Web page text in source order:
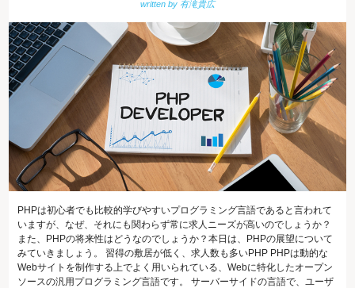
PHPは初心者でも比較的学びやすいプログラミング言語であると言われて
いますが、なぜ、それにも関わらず常に求人ニーズが高いのでしょうか？
また、PHPの将来性はどうなのでしょうか？本日は、PHPの展望について
みていきましょう。 習得の敷居が低く、求人数も多いPHP PHPは動的な
Webサイトを制作する上でよく用いられている、Webに特化したオープン
ソースの汎用プログラミング言語です。 サーバーサイドの言語で、ユーザ